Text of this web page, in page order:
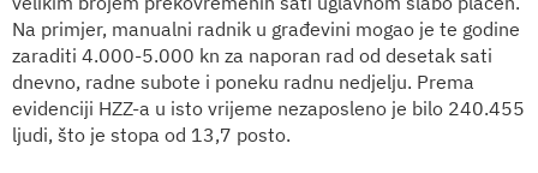
Na primjer, manualni radnik u građevini mogao je te godine
zaraditi 4.000-5.000 kn za naporan rad od desetak sati
dnevno, radne subote i poneku radnu nedjelju. Prema
evidenciji HZZ-a u isto vrijeme nezaposleno je bilo 240.455
ljudi, što je stopa od 13,7 posto.